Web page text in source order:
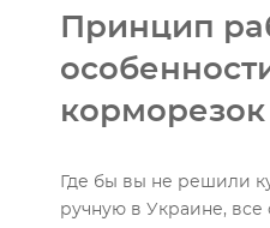
Принцип
корморезок
Где бы вы не решили
ручную в Украине, все